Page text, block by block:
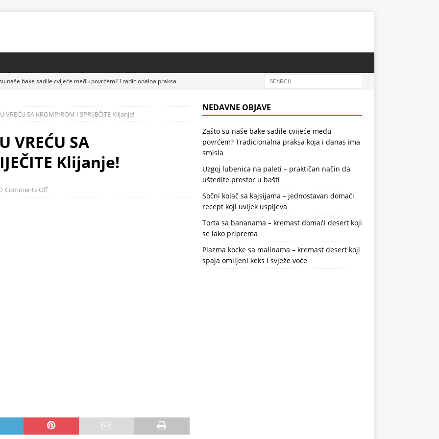
naše bake sadile cvijeće među povrćem? Tradicionalna praksa
na paleti – praktičan način da uštedite prostor u bašti
sa kajsijama – jednostavan domaći recept koji uvijek uspijeva
VREĆU SA KROMPIROM I SPRIJEČITE Klijanje!
VREĆU SA
Klijanje!
Comments Off
NEDAVNE OBJAVE
Zašto su naše bake sadile cvijeće među
povrćem? Tradicionalna praksa koja i danas ima
smisla
Uzgoj lubenica na paleti – praktičan način da
uštedite prostor u bašti
Sočni kolač sa kajsijama – jednostavan domaći
recept koji uvijek uspijeva
Torta sa bananama – kremast domaći desert koji
se lako priprema
Plazma kocke sa malinama – kremast desert koji
spaja omiljeni keks i svježe voće